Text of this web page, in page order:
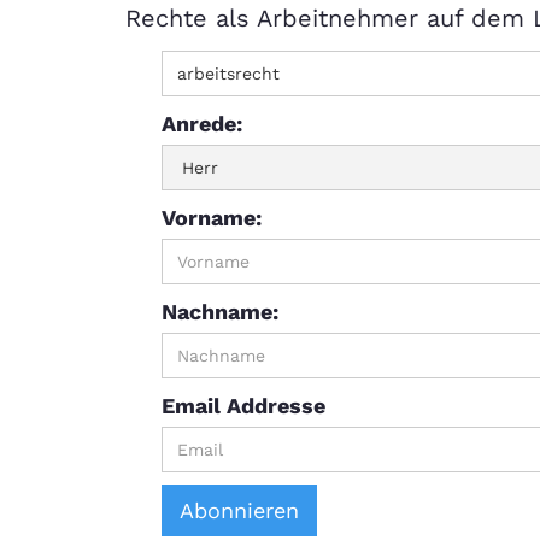
Rechte als Arbeitnehmer auf dem
Anrede:
Vorname:
Nachname:
Email Addresse